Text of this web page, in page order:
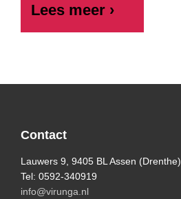
Lees meer ›
FooterContact
Lauwers 9, 9405 BL Assen (Drenthe)
Tel: 0592-340919
info@virunga.nl